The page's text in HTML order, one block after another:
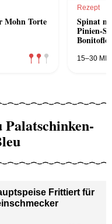
Mohn Torte
Rezept
Spinat
Pinien-
15–30 MIN
Palatschinken-
Frittiert für